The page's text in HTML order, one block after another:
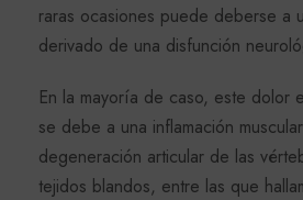
raras ocasiones puede deberse a
derivado de una disfunción
En la mayoría de caso, este dolor
se debe a una inflamación
degeneración articular de las
tejidos blandos, entre las que